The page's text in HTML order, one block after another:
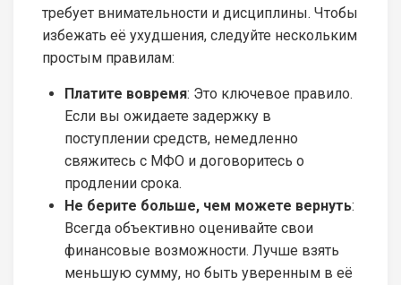
требует внимательности и дисциплины. Чтобы
избежать её ухудшения, следуйте нескольким
простым правилам:
Платите вовремя: Это ключевое правило.
Если вы ожидаете задержку в
поступлении средств, немедленно
свяжитесь с МФО и договоритесь о
продлении срока.
Не берите больше, чем можете вернуть:
Всегда объективно оценивайте свои
финансовые возможности. Лучше взять
меньшую сумму, но быть уверенным в её